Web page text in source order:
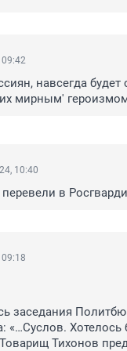
09:42
навсегда будет
мирным'
10:40
в
заседания
«…Суслов. Хотелось
Тихонов